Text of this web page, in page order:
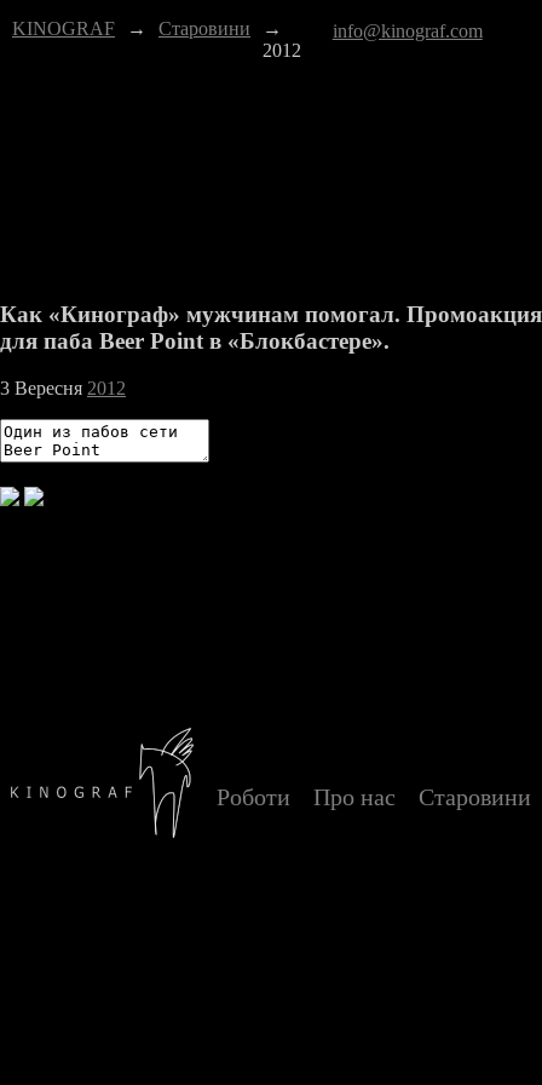
KINOGRAF → Старовини
→
2012
info@kinograf.com
Как «Кинограф» мужчинам помогал. Промоакция
для паба Beer Point в «Блокбастере».
3 Вересня 2012
Роботи Про нас Старовини